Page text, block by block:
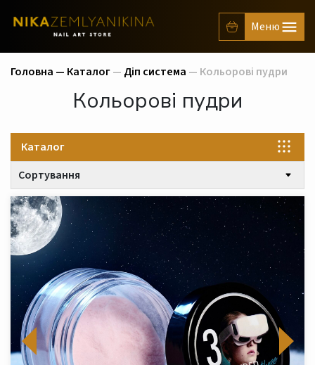
Головна — Каталог— Діп система — Кольорові пудри
Кольорові пудри
Каталог
Сортування